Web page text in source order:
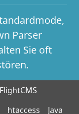
Parser
Sie oft
FlightCMS
htaccess
Java